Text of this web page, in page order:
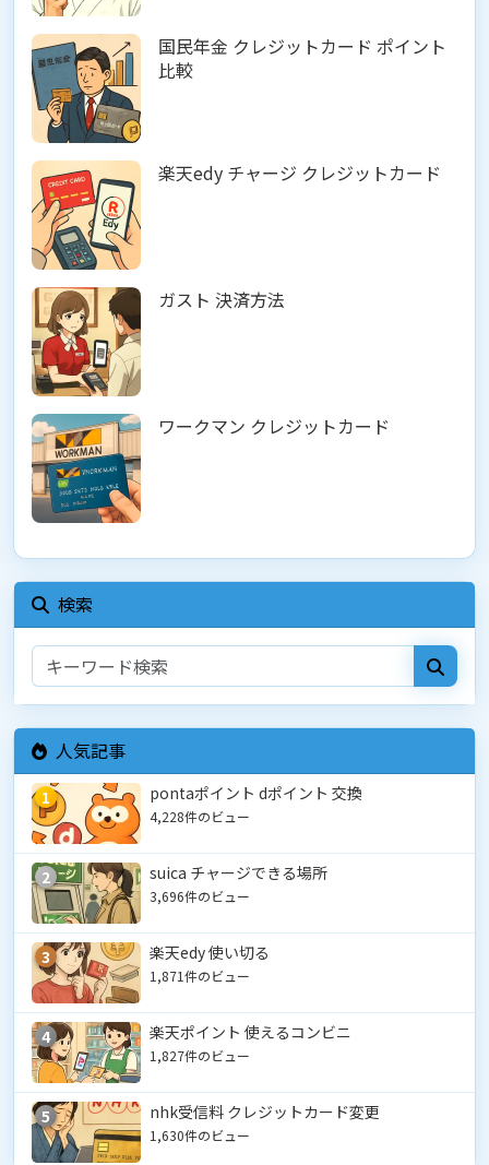
国民年金 クレジットカード ポイント
比較
楽天edy チャージ クレジットカード
ガスト 決済方法
ワークマン クレジットカード
検索
人気記事
1 pontaポイント dポイント 交換
4,228件のビュー
2 suica チャージできる場所
3,696件のビュー
3 楽天edy 使い切る
1,871件のビュー
4 楽天ポイント 使えるコンビニ
1,827件のビュー
5 nhk受信料 クレジットカード変更
1,630件のビュー